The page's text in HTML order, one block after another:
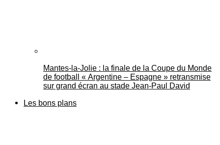
Mantes-la-Jolie : la finale de la Coupe du Monde
de football « Argentine – Espagne » retransmise
sur grand écran au stade Jean-Paul David
Les bons plans